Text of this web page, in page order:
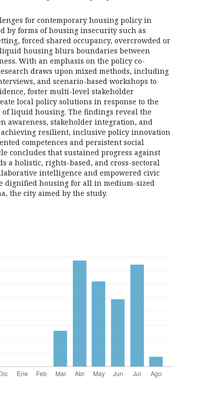
for contemporary housing policy in
by forms of housing insecurity such as
forced shared occupancy, overcrowded or
housing blurs boundaries between
With an emphasis on the policy co-
draws upon mixed methods, including
and scenario-based workshops to
foster multi-level stakeholder
local policy solutions in response to the
liquid housing. The findings reveal the
awareness, stakeholder integration, and
resilient, inclusive policy innovation
competences and persistent social
concludes that sustained progress against
a holistic, rights-based, and cross-sectoral
intelligence and empowered civic
dignified housing for all in medium-sized
the city aimed by the study.